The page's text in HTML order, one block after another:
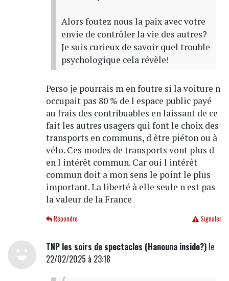
Alors foutez nous la paix avec votre
envie de contrôler la vie des autres?
Je suis curieux de savoir quel trouble
psychologique cela révèle!
Perso je pourrais m en foutre si la voiture n
occupait pas 80 % de l espace public payé
au frais des contribuables en laissant de ce
fait les autres usagers qui font le choix des
transports en communs, d être piéton ou à
vélo. Ces modes de transports vont plus d
en l intérêt commun. Car oui l intérêt
commun doit a mon sens le point le plus
important. La liberté à elle seule n est pas
la valeur de la France
Signaler
Répondre
TNP les soirs de spectacles (Hanouna inside?)le
22/02/2025 à 23:18